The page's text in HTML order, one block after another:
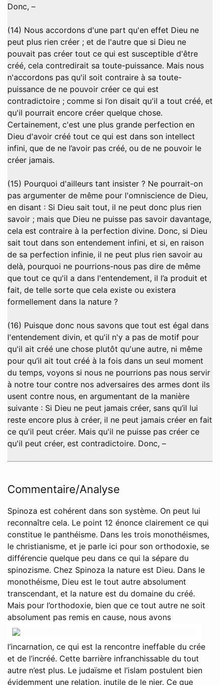
Donc, –
(14) Nous accordons d'une part qu'en effet Dieu ne
peut plus rien créer ; et de l'autre que si Dieu ne
pouvait pas créer tout ce qui est susceptible d'être
créé, cela contredirait sa toute-puissance. Mais nous
n'accordons pas qu'il soit contraire à sa toute-
puissance de ne pouvoir créer ce qui est
contradictoire ; comme si l’on disait qu'il a tout créé, et
qu'il pourrait encore créer quelque chose.
Certainement, c'est une plus grande perfection en
Dieu d'avoir créé tout ce qui est dans son intellect
infini, que de ne l’avoir pas créé, ou de ne pouvoir le
créer jamais.
(15) Pourquoi d'ailleurs tant insister ? Ne pourrait-on
pas argumenter de même pour l'omniscience de Dieu,
en disant : Si Dieu sait tout, il ne peut donc plus rien
savoir ; mais que Dieu ne puisse pas savoir davantage,
cela est contraire à la perfection divine. Donc, si Dieu
sait tout dans son entendement infini, et si, en raison
de sa perfection infinie, il ne peut plus rien savoir au
delà, pourquoi ne pourrions-nous pas dire de même
que tout ce qu'il a dans l'entendement, il l’a produit et
fait, de telle sorte que cela existe ou existera
formellement dans la nature ?
(16) Puisque donc nous savons que tout est égal dans
l'entendement divin, et qu'il n'y a pas de motif pour
qu'il ait créé une chose plutôt qu'une autre, ni même
pour qu’il ait tout créé à la fois dans un seul moment
du temps, voyons si nous ne pourrions pas nous servir
à notre tour contre nos adversaires des armes dont ils
usent contre nous, en argumentant de la manière
suivante : Si Dieu ne peut jamais créer, sans qu’il lui
reste encore plus à créer, il ne peut jamais créer en fait
ce qu'il peut créer. Mais qu'il ne puisse pas créer ce
qu'il peut créer, est contradictoire. Donc, –
Commentaire/Analyse
Spinoza est cohérent dans son système. On peut lui
reconnaître cela. Le point 12 énonce clairement ce qui
constitue le panthéisme. Dans les trois monothéismes,
le christianisme, et je parle ici pour son orthodoxie, se
différencie quelque peu dans ce qui la sépare du
spinozisme. Chez Spinoza la nature est Dieu. Dans le
monothéisme, Dieu est le tout autre absolument
transcendant, et la nature est du domaine du créé.
Mais pour l’orthodoxie, bien que ce tout autre ne soit
absolument pas remis en cause, nous avons
l’incarnation, ce qui est la rencontre ineffable du crée
et de l’incréé. Cette barrière infranchissable du tout
autre n’est plus. Le judaïsme et l’islam postulent bien
évidemment une relation, inutile de le nier. Ce que